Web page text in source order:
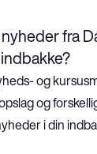
fra
og
og
i din